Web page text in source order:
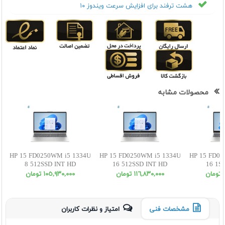
هشت ترفند برای افزایش سرعت ویندوز ۱۰
محصولات مشابه
HP 15 FD0250WM i5 1334U
8 512SSD INT HD
١٠٥,٩٣٠,٠٠٠ تومان
HP 15 FD0250WM i5 1334U
16 512SSD INT HD
١١٦,٨٣٠,٠٠٠ تومان
HP 15
16
مشخصات فنی امتیاز و نظرات کاربران